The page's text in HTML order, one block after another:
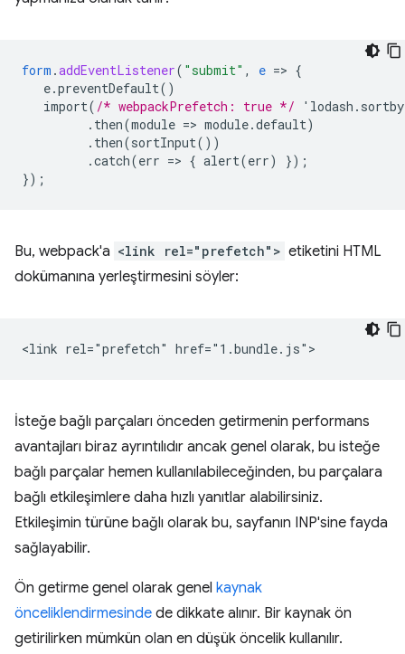
form .addEventListener( "submit" , e => {
e.preventDefault()
import( /* webpackPrefetch: true */
.then(module => module.default)
.then(sortInput())
.catch(err => { alert(err) });
});
Bu, webpack'a <link rel="prefetch"> etiketini HTML
dokümanına yerleştirmesini söyler:
İsteğe bağlı parçaları önceden getirmenin performans
avantajları biraz ayrıntılıdır ancak genel olarak, bu isteğe
bağlı parçalar hemen kullanılabileceğinden, bu parçalara
bağlı etkileşimlere daha hızlı yanıtlar alabilirsiniz.
Etkileşimin türüne bağlı olarak bu, sayfanın INP'sine fayda
sağlayabilir.
Ön getirme genel olarak genel kaynak
önceliklendirmesinde de dikkate alınır. Bir kaynak ön
getirilirken mümkün olan en düşük öncelik kullanılır.